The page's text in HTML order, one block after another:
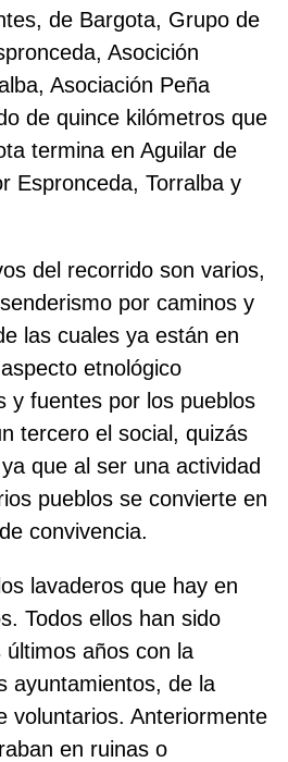
de Bargota, Grupo de
Asocición
Asociación Peña
de quince kilómetros que
termina en Aguilar de
Espronceda, Torralba y
recorrido son varios,
por caminos y
las cuales ya están en
etnológico
y fuentes por los pueblos
tercero el social, quizás
que al ser una actividad
pueblos se convierte en
convivencia.
que hay en
Todos ellos han sido
años con la
ayuntamientos, de la
voluntarios. Anteriormente
en ruinas o